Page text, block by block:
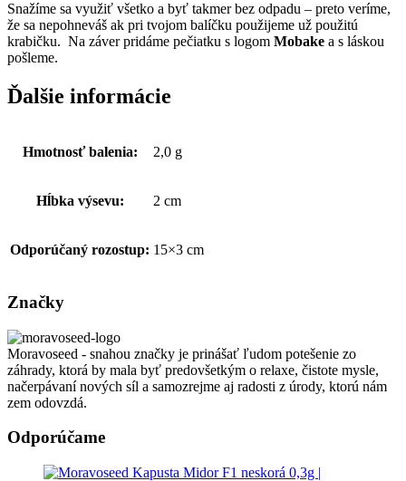
Snažíme sa využiť všetko a byť takmer bez odpadu – preto veríme,
že sa nepohneváš ak pri tvojom balíčku použijeme už použitú
krabičku. Na záver pridáme pečiatku s logom Mobake a s láskou
pošleme.
Ďalšie informácie
Hmotnosť balenia: 2,0 g
Hĺbka výsevu: 2 cm
Odporúčaný rozostup: 15×3 cm
Značky
Moravoseed - snahou značky je prinášať ľudom potešenie zo
záhrady, ktorá by mala byť predovšetkým o relaxe, čistote mysle,
načerpávaní nových síl a samozrejme aj radosti z úrody, ktorú nám
zem odovzdá.
Odporúčame